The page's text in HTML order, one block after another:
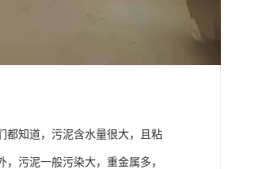
都知道，污泥含水量很大，且粘
污泥一般污染大，重金属多，